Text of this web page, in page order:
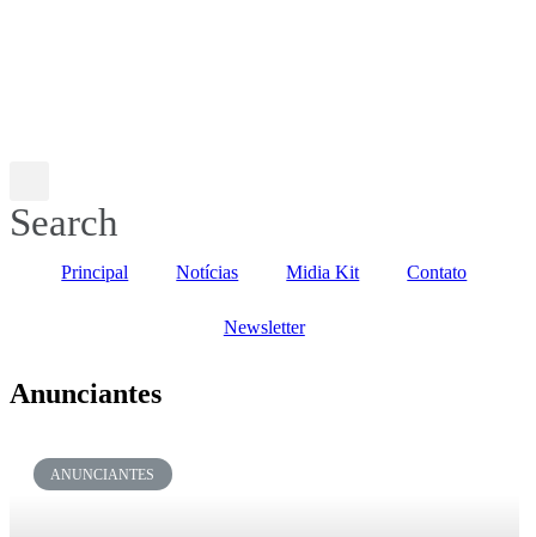
Search
Principal Notícias Midia Kit Contato
Newsletter
Anunciantes
ANUNCIANTES